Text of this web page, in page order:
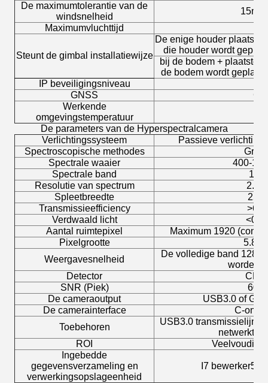
De maximumtolerantie van de
windsnelheid
15m/
Maximumvluchttijd
Steunt de gimbal installatiewijze
De enige houder plaatste
die houder wordt
bij de bodem + plaatste
de bodem wordt
IP beveiligingsniveau
GNSS
Werkende
omgevingstemperatuur
De parameters van de Hyperspectralcamera
Verlichtingssysteem
Passieve verlichting
Spectroscopische methodes
Spectrale waaier
400-
Spectrale band
Resolutie van spectrum
Spleetbreedte
Transmissieefficiency
>
Verdwaald licht
<
Aantal ruimtepixel
Maximum 1920
Pixelgrootte
Weergavesnelheid
De volledige band
worden
Detector
SNR (Piek)
600/
De cameraoutput
USB3.0 of
De camerainterface
C-
Toebehoren
USB3.0 transmissielijn
ROI
Veelvoudige
Ingebedde
gegevensverzameling en
verwerkingsopslageenheid
I7